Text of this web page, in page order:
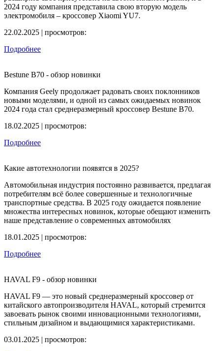
2024 году компания представила свою вторую модель
электромобиля – кроссовер Xiaomi YU7.
22.02.2025 | просмотров:
Подробнее
Bestune B70 - обзор новинки
Компания Geely продолжает радовать своих поклонников
новыми моделями, и одной из самых ожидаемых новинок
2024 года стал среднеразмерный кроссовер Bestune B70.
18.02.2025 | просмотров:
Подробнее
Какие автотехнологии появятся в 2025?
Автомобильная индустрия постоянно развивается, предлагая
потребителям всё более совершенные и технологичные
транспортные средства. В 2025 году ожидается появление
множества интересных новинок, которые обещают изменить
наше представление о современных автомобилях
18.01.2025 | просмотров:
Подробнее
HAVAL F9 - обзор новинки
HAVAL F9 — это новый среднеразмерный кроссовер от
китайского автопроизводителя HAVAL, который стремится
завоевать рынок своими инновационными технологиями,
стильным дизайном и выдающимися характеристиками.
03.01.2025 | просмотров: